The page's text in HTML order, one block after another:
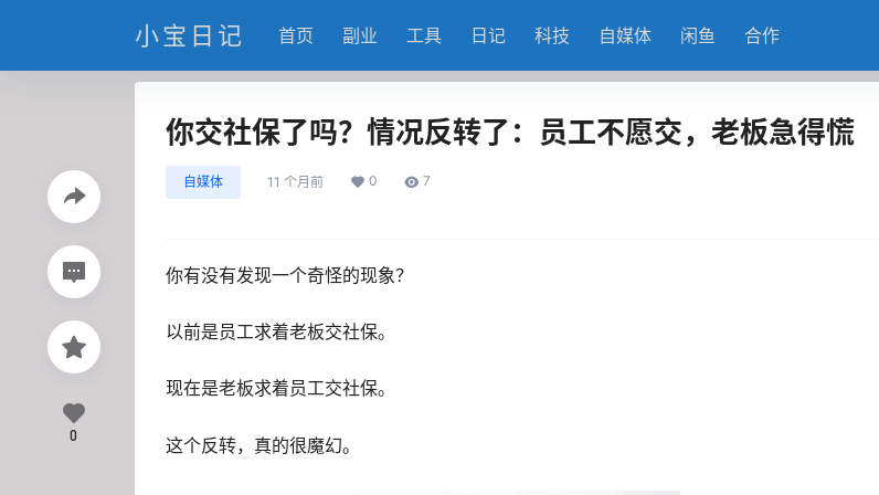
小宝日记 首页 副业 工具 日记 科技 自媒体 闲鱼 合作
你交社保了吗？情况反转了：员工不愿交，老板急得慌
自媒体 11 个月前 0 7
你有没有发现一个奇怪的现象？
以前是员工求着老板交社保。
现在是老板求着员工交社保。
这个反转，真的很魔幻。
0